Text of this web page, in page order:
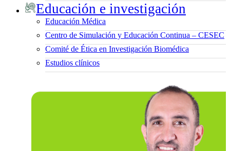
Educación e investigación
Educación Médica
Centro de Simulación y Educación Continua – CESEC
Comité de Ética en Investigación Biomédica
Estudios clínicos